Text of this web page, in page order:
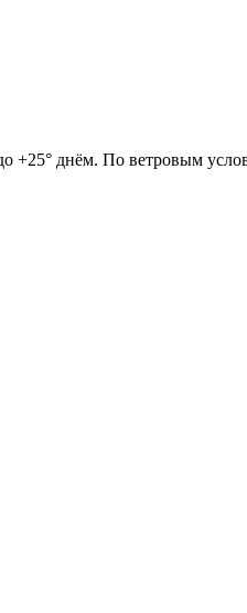
+25° днём. По ветровым